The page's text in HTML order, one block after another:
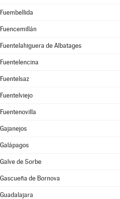
Fuembellida
Fuencemillán
Fuentelahiguera de Albatages
Fuentelencina
Fuentelsaz
Fuentelviejo
Fuentenovilla
Gajanejos
Galápagos
Galve de Sorbe
Gascueña de Bornova
Guadalajara